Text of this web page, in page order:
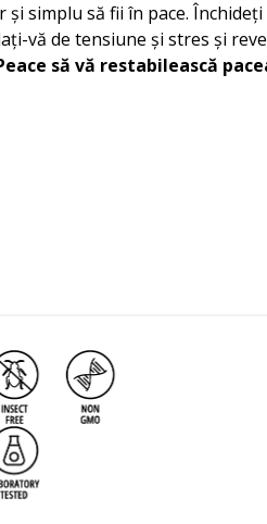
simplu să fii în pace.
vă de tensiune și stres și
să vă restabilească